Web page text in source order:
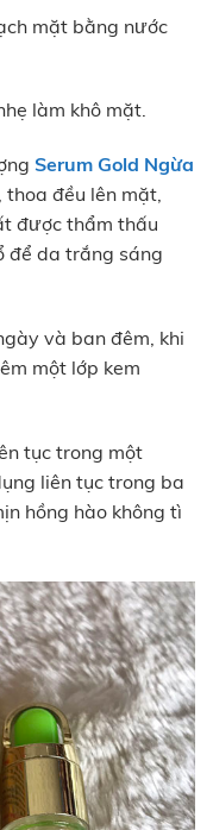
mặt bằng nước
làm khô mặt.
Serum Gold Ngừa
thoa đều lên mặt,
được thẩm thấu
để da trắng sáng
và ban đêm, khi
một lớp kem
tục trong một
liên tục trong ba
hồng hào không tì